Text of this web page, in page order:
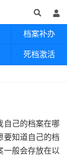
档案补办
死档激活
自己的档案在哪
要知道自己的档
一般会存放在以